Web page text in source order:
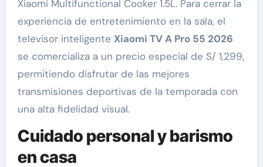
Xiaomi Multifunctional Cooker 1.5L. Para cerrar la
experiencia de entretenimiento en la sala, el
televisor inteligente Xiaomi TV A Pro 55 2026
se comercializa a un precio especial de S/ 1,299,
permitiendo disfrutar de las mejores
transmisiones deportivas de la temporada con
una alta fidelidad visual.
Cuidado personal y barismo
en casa